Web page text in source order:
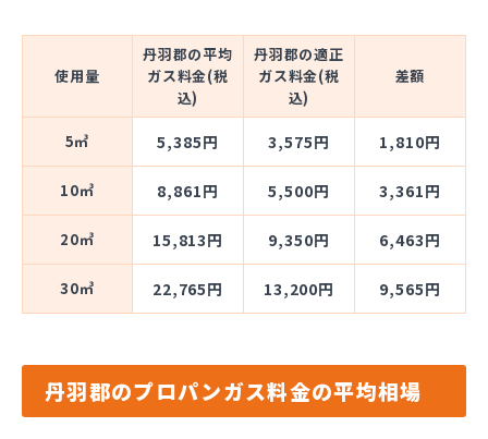
使用量
丹羽郡の平均
ガス料金(税
込)
丹羽郡の適正
ガス料金(税
込)
差額
5㎥ 5,385円 3,575円 1,810円
10㎥ 8,861円 5,500円 3,361円
20㎥ 15,813円 9,350円 6,463円
30㎥ 22,765円 13,200円 9,565円
丹羽郡のプロパンガス料金の平均相場